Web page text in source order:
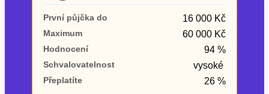
První půjčka zdarma
–
ano
ne
První půjčka do 16 000 Kč
Maximum 60 000 Kč
Hodnocení 94 %
Schvalovatelnost vysoké
Přeplatíte
26 %